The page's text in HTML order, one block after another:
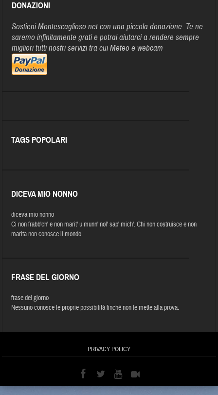
DONAZIONI
Sostieni Montescaglioso.net con una piccola donazione. Te ne
saremo infinitamente grati e potrai aiutarci a rendere sempre
migliori tutti nostri servizi tra cui Meteo e webcam
TAGS POPOLARI
DICEVA MIO NONNO
diceva mio nonno
Ci non frabb'ch' e non marit' u munn' nol' sap' mich'. Chi non costruisce e non
marita non conosce il mondo.
FRASE DEL GIORNO
frase del giorno
Nessuno conosce le proprie possibilità finché non le mette alla prova.
PRIVACY POLICY